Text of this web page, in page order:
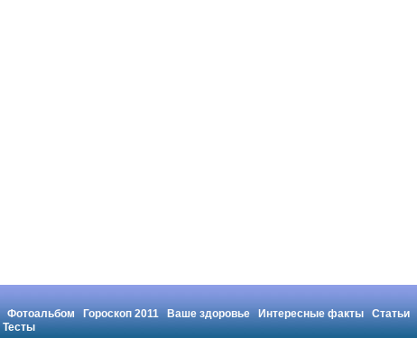
Фотоальбом Гороскоп 2011 Ваше здоровье Интересные факты Статьи
Тесты